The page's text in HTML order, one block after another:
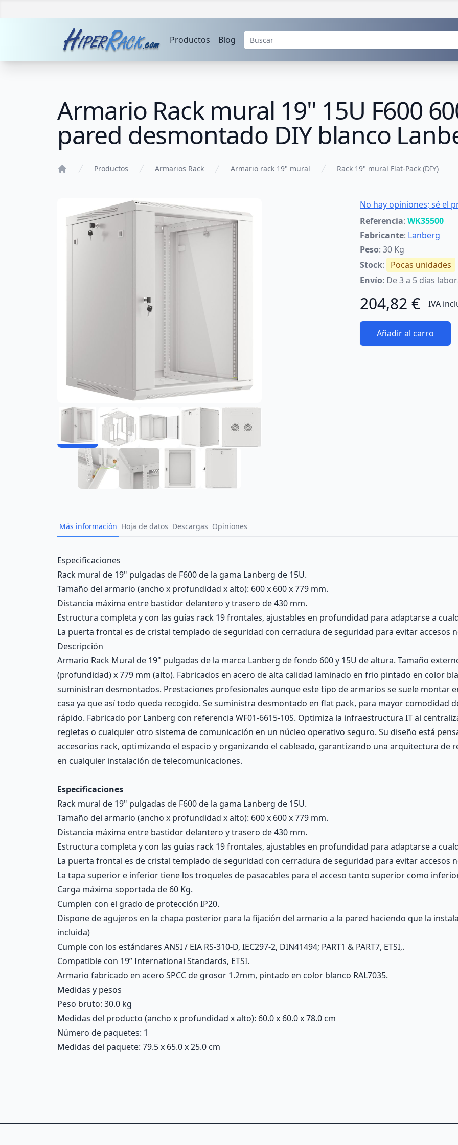
Productos Blog
Armario Rack mural 19" 15U F600
pared desmontado DIY blanco
Productos Armarios Rack Armario rack 19" mural Rack 19" mural Flat-Pack (DIY)
No hay opiniones; sé el
Referencia: WK35500
Fabricante: Lanberg
Peso: 30 Kg
Stock:
Pocas unidades
Envío: De 3 a 5 días
204,82 € IVA
Añadir al carro
Más información Hoja de datos Descargas Opiniones
Description
Especificaciones
Rack mural de 19" pulgadas de F600 de la gama Lanberg de 15U.
Tamaño del armario (ancho x profundidad x alto): 600 x 600 x 779 mm.
Distancia máxima entre bastidor delantero y trasero de 430 mm.
Estructura completa y con las guías rack 19 frontales, ajustables en profundidad para adaptarse a
La puerta frontal es de cristal templado de seguridad con cerradura de seguridad para evitar accesos
Descripción
Armario Rack Mural de 19" pulgadas de la marca Lanberg de fondo 600 y 15U de altura. Tamaño
(profundidad) x 779 mm (alto). Fabricados en acero de alta calidad laminado en frio pintado en color
suministran desmontados. Prestaciones profesionales aunque este tipo de armarios se suele montar
casa ya que así todo queda recogido. Se suministra desmontado en flat pack, para mayor comodidad
rápido. Fabricado por Lanberg con referencia WF01-6615-10S. Optimiza la infraestructura IT al
regletas o cualquier otro sistema de comunicación en un núcleo operativo seguro. Su diseño está
accesorios rack, optimizando el espacio y organizando el cableado, garantizando una arquitectura de
en cualquier instalación de telecomunicaciones.
Especificaciones
Rack mural de 19" pulgadas de F600 de la gama Lanberg de 15U.
Tamaño del armario (ancho x profundidad x alto): 600 x 600 x 779 mm.
Distancia máxima entre bastidor delantero y trasero de 430 mm.
Estructura completa y con las guías rack 19 frontales, ajustables en profundidad para adaptarse a
La puerta frontal es de cristal templado de seguridad con cerradura de seguridad para evitar accesos
La tapa superior e inferior tiene los troqueles de pasacables para el acceso tanto superior como
Carga máxima soportada de 60 Kg.
Cumplen con el grado de protección IP20.
Dispone de agujeros en la chapa posterior para la fijación del armario a la pared haciendo que la
incluida)
Cumple con los estándares ANSI / EIA RS-310-D, IEC297-2, DIN41494; PART1 & PART7, ETSI,.
Compatible con 19” International Standards, ETSI.
Armario fabricado en acero SPCC de grosor 1.2mm, pintado en color blanco RAL7035.
Medidas y pesos
Peso bruto: 30.0 kg
Medidas del producto (ancho x profundidad x alto): 60.0 x 60.0 x 78.0 cm
Número de paquetes: 1
Medidas del paquete: 79.5 x 65.0 x 25.0 cm